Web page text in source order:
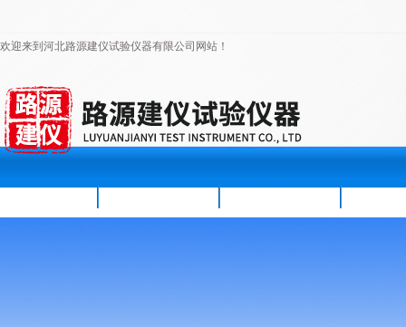
欢迎来到河北路源建仪试验仪器有限公司网站！